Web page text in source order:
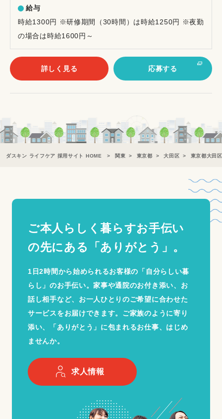
給与
時給1300円 ※研修期間（30時間）は時給1250円 ※夜勤
の場合は時給1600円～
詳しく見る 応募する
ダスキン ライフケア 採用サイト HOME 関東 東京都 大田区 東京都大田
ご本人らしく暮らすお手伝い
の先にある「ありがとう」。
1日2時間から始められるお客様の「自分らしい暮
らし」のお手伝い。家事や通院のお付き添い、お
話し相手など、お一人ひとりのご希望に合わせた
サービスをお届けできます。ご家族のように寄り
添い、「ありがとう」に包まれるお仕事、はじめ
ませんか。
求人情報